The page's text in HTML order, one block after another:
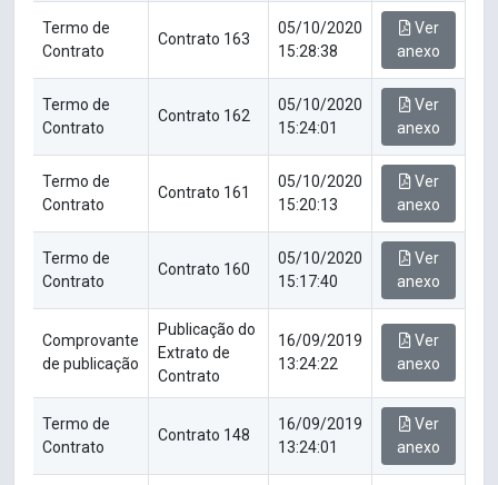
Termo de
Contrato
Contrato 163
05/10/2020
15:28:38
Ver
anexo
Termo de
Contrato
Contrato 162
05/10/2020
15:24:01
Ver
anexo
Termo de
Contrato
Contrato 161
05/10/2020
15:20:13
Ver
anexo
Termo de
Contrato
Contrato 160
05/10/2020
15:17:40
Ver
anexo
Comprovante
de publicação
Publicação do
Extrato de
Contrato
16/09/2019
13:24:22
Ver
anexo
Termo de
Contrato
Contrato 148
16/09/2019
13:24:01
Ver
anexo